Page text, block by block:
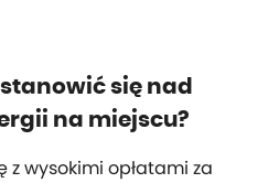
się nad
na miejscu?
z wysokimi opłatami za